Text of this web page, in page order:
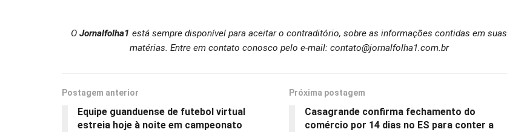
O Jornalfolha1 está sempre disponível para aceitar o contraditório, sobre as informações contidas em suas
matérias. Entre em contato conosco pelo e-mail: contato@jornalfolha1.com.br
Postagem anterior
Equipe guanduense de futebol virtual
estreia hoje à noite em campeonato
Próxima postagem
Casagrande confirma fechamento do
comércio por 14 dias no ES para conter a